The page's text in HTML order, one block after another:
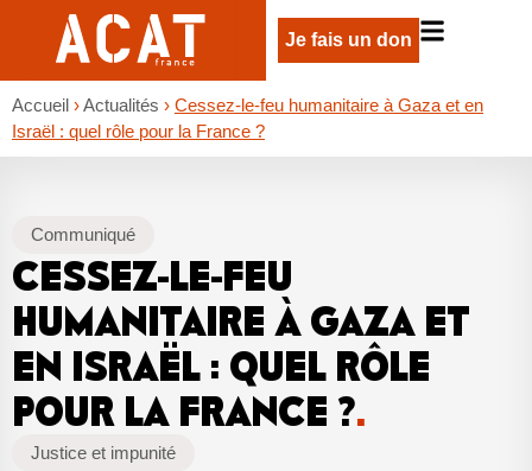
Je fais un don
Accueil ›Actualités › Cessez-le-feu humanitaire à Gaza et en
Israël : quel rôle pour la France ?
Communiqué
CESSEZ-LE-FEU
HUMANITAIRE À GAZA ET
EN ISRAËL : QUEL RÔLE
POUR LA FRANCE ?.
Justice et impunité